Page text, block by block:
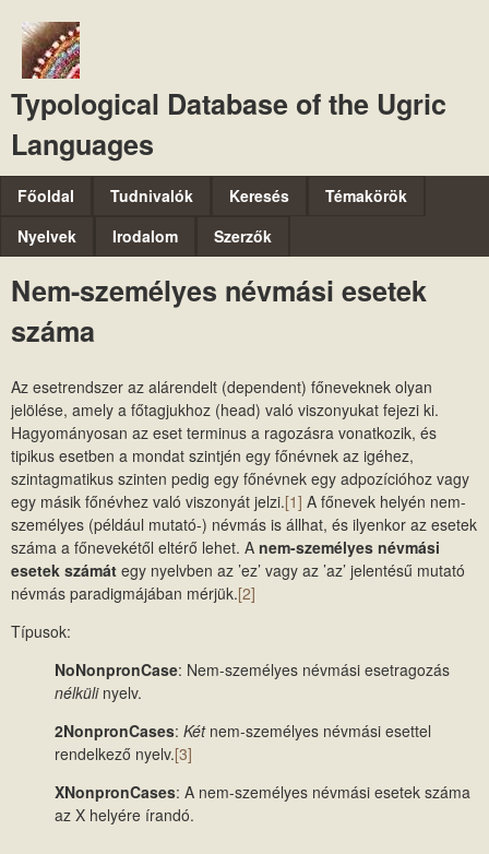
Typological Database of the Ugric
Languages
M
a
i
n
m
n
u
Főoldal Tudnivalók Keresés
Témakörök
Nyelvek
Irodalom Szerzők
Nem-személyes névmási esetek
száma
Az esetrendszer az alárendelt (dependent) főneveknek olyan
jelölése, amely a főtagjukhoz (head) való viszonyukat fejezi ki.
Hagyományosan az eset terminus a ragozásra vonatkozik, és
tipikus esetben a mondat szintjén egy főnévnek az igéhez,
szintagmatikus szinten pedig egy főnévnek egy adpozícióhoz vagy
egy másik főnévhez való viszonyát jelzi.[1] A főnevek helyén nem-
személyes (például mutató-) névmás is állhat, és ilyenkor az esetek
száma a főnevekétől eltérő lehet. A nem-személyes névmási
esetek számát egy nyelvben az ’ez’ vagy az ’az’ jelentésű mutató
névmás paradigmájában mérjük.[2]
Típusok:
NoNonpronCase: Nem-személyes névmási esetragozás
nélkülinyelv.
2NonpronCases: Kétnem-személyes névmási esettel
rendelkező nyelv.[3]
XNonpronCases: A nem-személyes névmási esetek száma
az X helyére írandó.